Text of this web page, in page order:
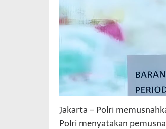
Jakarta – Polri
Polri menyatakan